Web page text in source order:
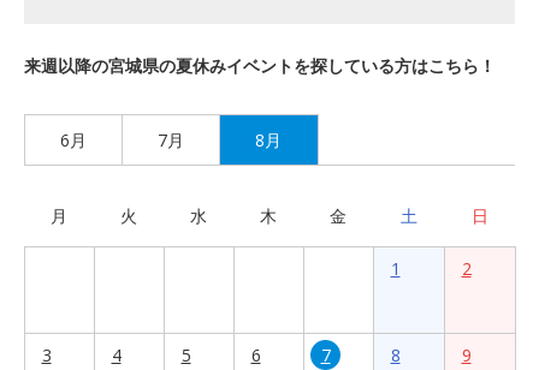
来週以降の宮城県の夏休みイベントを探している方はこちら！
6月 7月 8月
月 火 水 木 金 土 日
1 2
3 4 5 6 7 8 9